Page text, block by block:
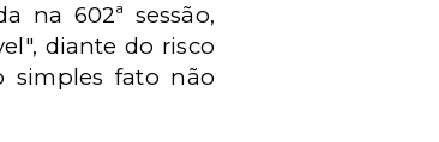
na 602ª sessão,
diante do risco
simples fato não